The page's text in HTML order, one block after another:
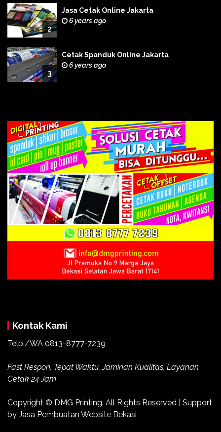
2
Jasa Cetak Online Jakarta
6 years ago
3
Cetak Spanduk Online Jakarta
6 years ago
Kontak Kami
Telp./WA 0813-8777-7239
Fast Respon, Tepat Waktu, Jaminan Kualitas, Layanan
Cetak 24 Jam
Copyright © DMG Printing. All Rights Reserved | Support
by Jasa Pembuatan Website Bekasi